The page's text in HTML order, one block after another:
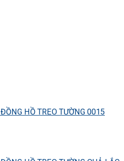
ĐỒNG HỒ TREO TƯỜNG 0015